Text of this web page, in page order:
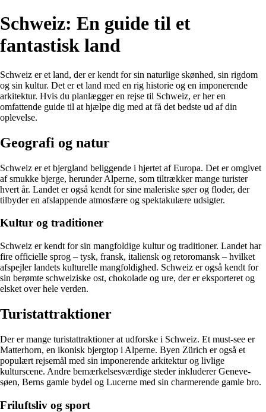
Schweiz: En guide til et
fantastisk land
Schweiz er et land, der er kendt for sin naturlige skønhed, sin rigdom
og sin kultur. Det er et land med en rig historie og en imponerende
arkitektur. Hvis du planlægger en rejse til Schweiz, er her en
omfattende guide til at hjælpe dig med at få det bedste ud af din
oplevelse.
Geografi og natur
Schweiz er et bjergland beliggende i hjertet af Europa. Det er omgivet
af smukke bjerge, herunder Alperne, som tiltrækker mange turister
hvert år. Landet er også kendt for sine maleriske søer og floder, der
tilbyder en afslappende atmosfære og spektakulære udsigter.
Kultur og traditioner
Schweiz er kendt for sin mangfoldige kultur og traditioner. Landet har
fire officielle sprog – tysk, fransk, italiensk og retoromansk – hvilket
afspejler landets kulturelle mangfoldighed. Schweiz er også kendt for
sin berømte schweiziske ost, chokolade og ure, der er eksporteret og
elsket over hele verden.
Turistattraktioner
Der er mange turistattraktioner at udforske i Schweiz. Et must-see er
Matterhorn, en ikonisk bjergtop i Alperne. Byen Zürich er også et
populært rejsemål med sin imponerende arkitektur og livlige
kulturscene. Andre bemærkelsesværdige steder inkluderer Geneve-
søen, Berns gamle bydel og Lucerne med sin charmerende gamle bro.
Friluftsliv og sport